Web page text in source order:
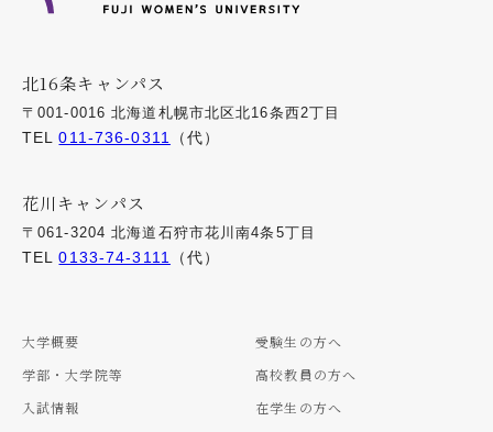
北16条キャンパス
〒001-0016 北海道札幌市北区北16条西2丁目
TEL011-736-0311 （代）
花川キャンパス
〒061-3204 北海道石狩市花川南4条5丁目
TEL0133-74-3111 （代）
大学概要
学部・大学院等
入試情報
受験生の方へ
高校教員の方へ
在学生の方へ